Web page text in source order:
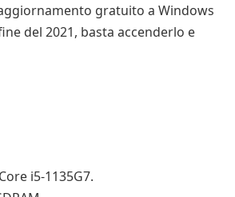
gratuito a Windows
del 2021, basta accenderlo e
i5-1135G7.